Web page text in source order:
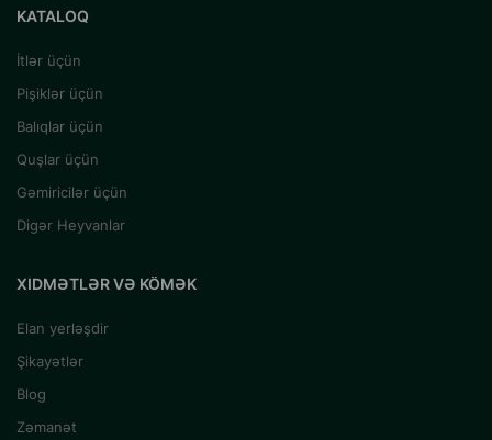
KATALOQ
İtlər üçün
Pişiklər üçün
Balıqlar üçün
Quşlar üçün
Gəmiricilər üçün
Digər Heyvanlar
XIDMƏTLƏR VƏ KÖMƏK
Elan yerləşdir
Şikayətlər
Blog
Zəmanət